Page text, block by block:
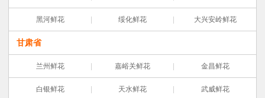
黑河鲜花 绥化鲜花 大兴安岭鲜花
甘肃省
兰州鲜花 嘉峪关鲜花 金昌鲜花
白银鲜花 天水鲜花 武威鲜花